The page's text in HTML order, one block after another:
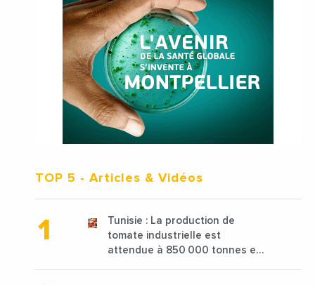
TOP 5 - Articles & Vidéos
Tunisie : La production de
tomate industrielle est
attendue à 850 000 tonnes en